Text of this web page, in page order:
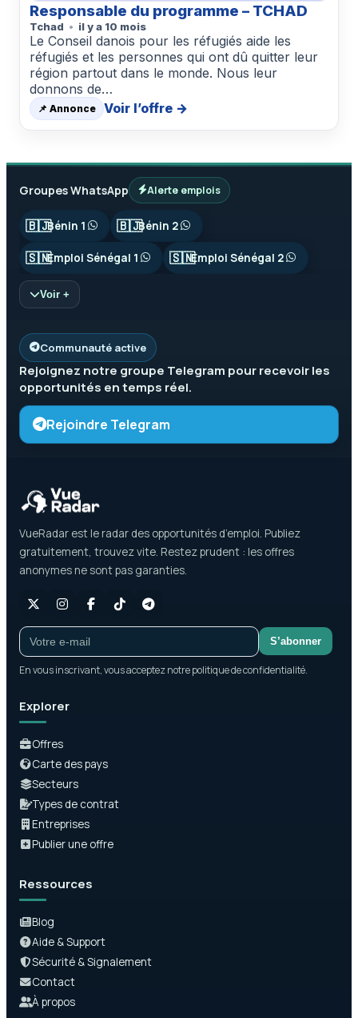
Responsable du programme – TCHAD
Tchad il y a 10 mois
Le Conseil danois pour les réfugiés aide les
réfugiés et les personnes qui ont dû quitter leur
région partout dans le monde. Nous leur
donnons de…
📌 Annonce Voir l’offre →
Groupes WhatsApp Alerte emplois
🇧🇯Bénin 1 🇧🇯Bénin 2
🇸🇳Emploi Sénégal 1 🇸🇳Emploi Sénégal 2
Voir +
Communauté active
Rejoignez notre groupe Telegram pour recevoir les
opportunités en temps réel.
Rejoindre Telegram
VueRadar est le radar des opportunités d’emploi. Publiez
gratuitement, trouvez vite. Restez prudent : les offres
anonymes ne sont pas garanties.
S’abonner
En vous inscrivant, vous acceptez notre politique de confidentialité.
Explorer
Offres
Carte des pays
Secteurs
Types de contrat
Entreprises
Publier une offre
Ressources
Blog
Aide & Support
Sécurité & Signalement
Contact
À propos